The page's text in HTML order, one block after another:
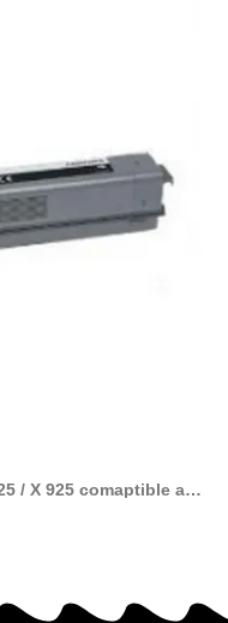
/ C925H2YG